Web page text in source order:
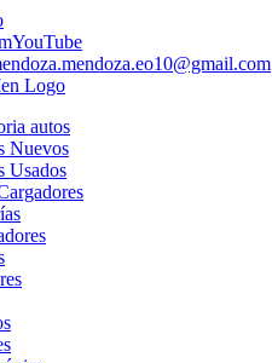
YouTube
autos
Nuevos
Usados